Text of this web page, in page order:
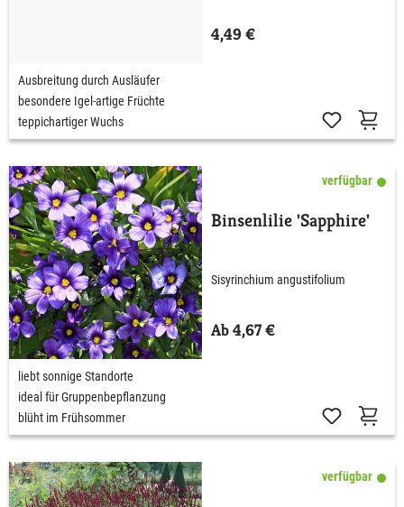
4,49 €
Ausbreitung durch Ausläufer
besondere Igel-artige Früchte
teppichartiger Wuchs
verfügbar
Binsenlilie 'Sapphire'
Sisyrinchium angustifolium
Ab 4,67 €
liebt sonnige Standorte
ideal für Gruppenbepflanzung
blüht im Frühsommer
verfügbar